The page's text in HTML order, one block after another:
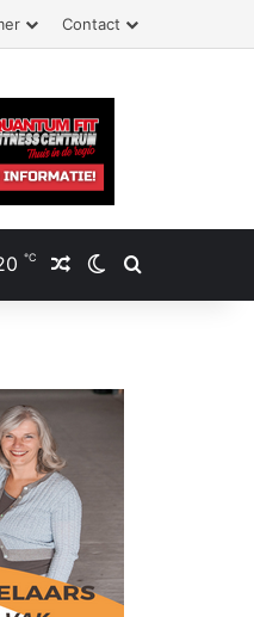
Contact
℃ Willekeurig artikel
Switch skin
Zoeken